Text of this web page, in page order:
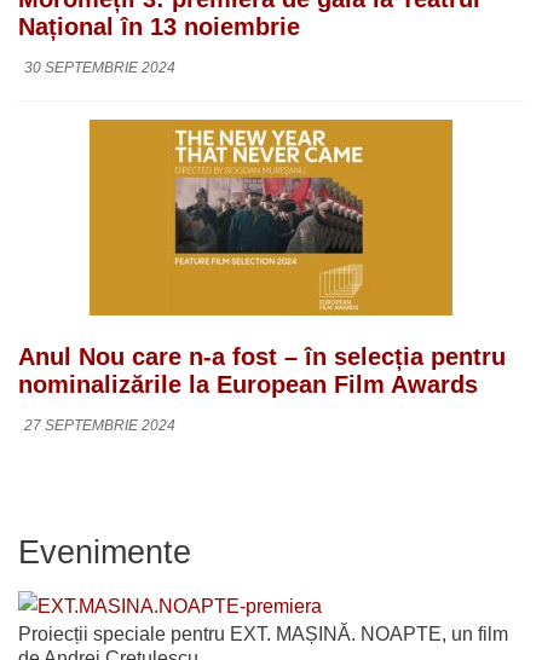
Național în 13 noiembrie
30 SEPTEMBRIE 2024
Anul Nou care n-a fost – în selecția pentru
nominalizările la European Film Awards
27 SEPTEMBRIE 2024
Evenimente
Proiecții speciale pentru EXT. MAȘINĂ. NOAPTE, un film